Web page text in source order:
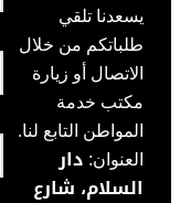
يسعدنا تلقي
طلباتكم من خلال
الاتصال أو زيارة
مكتب خدمة
المواطن التابع لنا.
العنوان: دار
السلام، شارع